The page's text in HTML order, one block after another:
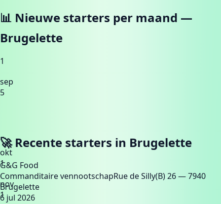
📊 Nieuwe starters per maand —
Brugelette
1
sep
5
okt
1
nov
1
🚀 Recente starters in Brugelette
G&G Food
Commanditaire vennootschapRue de Silly(B) 26— 7940
Brugelette
6 jul 2026